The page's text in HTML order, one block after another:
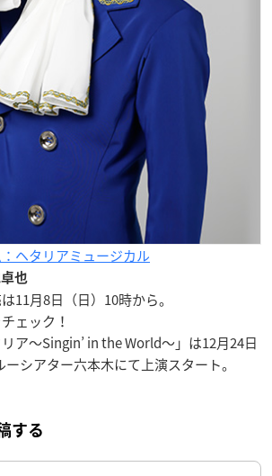
ヘタリアミュージカル
也
11月8日（日）10時から。
ェック！
ア～Singin’ in the World～」は12月24日
ーシアター六本木にて上演スタート。
する